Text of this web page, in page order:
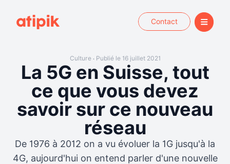
Contact
Culture •Publié le 16 juillet 2021
La 5G en Suisse, tout
ce que vous devez
savoir sur ce nouveau
réseau
De 1976 à 2012 on a vu évoluer la 1G jusqu'à la
4G, aujourd'hui on entend parler d'une nouvelle